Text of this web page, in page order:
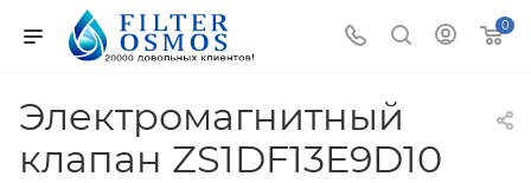
0
Электромагнитный
клапан ZS1DF13E9D10